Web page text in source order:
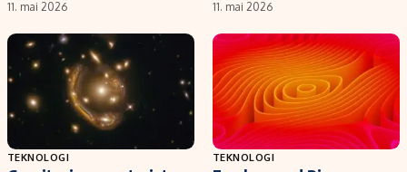
11. mai 2026 11. mai 2026
TEKNOLOGI TEKNOLOGI